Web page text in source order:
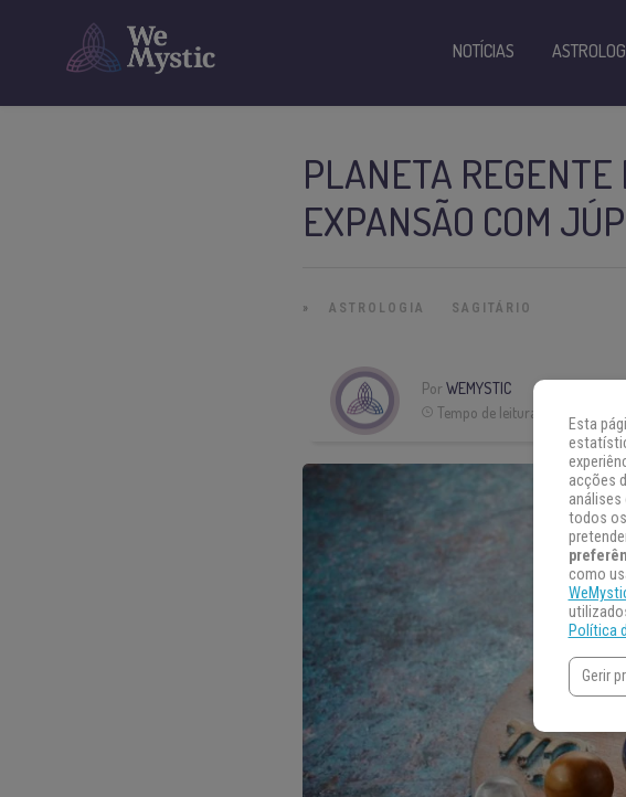
PLANETA REGENTE
EXPANSÃO COM
» ASTROLOGIA SAGITÁRIO
PorWEMYSTIC
Tempo de leitura:
NOTÍCIAS
Esta
acções
todos
como
Política
Gerir